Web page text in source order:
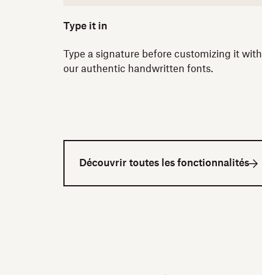
Type it in
Type a signature before customizing it with
our authentic handwritten fonts.
Découvrir toutes les fonctionnalités